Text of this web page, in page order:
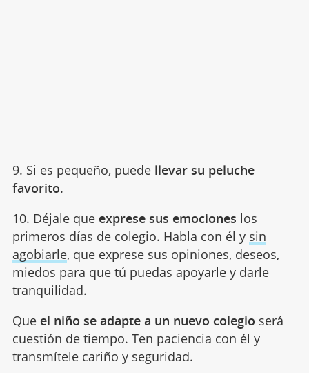
9. Si es pequeño, puedellevar su peluche
favorito.
10. Déjale queexprese sus emociones los
primeros días de colegio. Habla con él y sin
agobiarle, que exprese sus opiniones, deseos,
miedos para que tú puedas apoyarle y darle
tranquilidad.
Que el niño se adapte a un nuevo colegio será
cuestión de tiempo. Ten paciencia con él y
transmítele cariño y seguridad.